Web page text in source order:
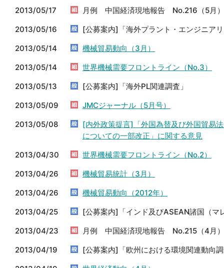
2013/05/17
月例 中国経済現地報告 No.216（5月）
2013/05/16
[公募案内]「海外プラント・エンジニア
2013/05/14
機械貿易動向（3月）
2013/05/14
世界機械需要フロントライン（No.3）
2013/05/13
[公募案内]「海外PL関連調査」
2013/05/09
JMCジャーナル（5月号）
2013/05/08
[内外政策提言]「外国為替及び外国貿易
についての一部改正」に関する意見
2013/04/30
世界機械需要フロントライン（No.2）
2013/04/26
機械貿易統計（3月）
2013/04/26
機械貿易動向（2012年）
2013/04/25
[公募案内]「インド及びASEAN諸国（マ
2013/04/23
月例 中国経済現地報告 No.215（4月）
2013/04/19
[公募案内]「欧州における環境関連動向